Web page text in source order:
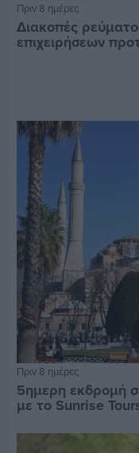
Πριν 8 ημέρες
Διακοπές
επιχειρήσεων
Πριν 8 ημέρες
5ημερη εκδρομή
με το Sunrise